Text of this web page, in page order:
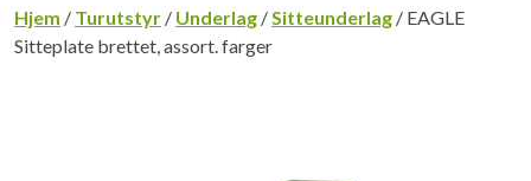
Hjem / Turutstyr / Underlag /Sitteunderlag / EAGLE
Sitteplate brettet, assort. farger